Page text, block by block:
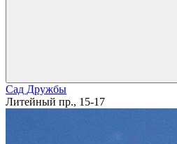
Сад Дружбы
Литейный пр., 15-17